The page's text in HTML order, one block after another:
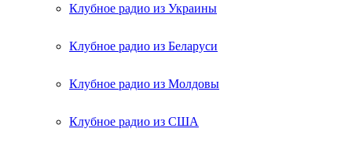
Клубное радио из Украины
Клубное радио из Беларуси
Клубное радио из Молдовы
Клубное радио из США